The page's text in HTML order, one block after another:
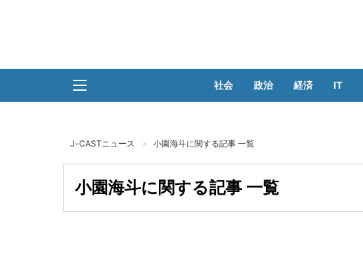
社会 政治 経済 IT
J-CASTニュース 小園海斗に関する記事 一覧
小園海斗に関する記事 一覧